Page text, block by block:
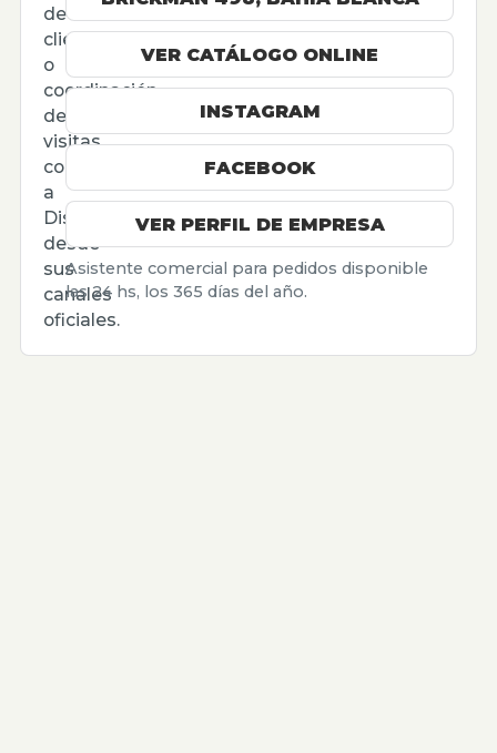
de
cliente
o
coordinación
de
visitas,
contactá
a
Disproal
desde
sus
canales
oficiales.
VER CATÁLOGO ONLINE
INSTAGRAM
FACEBOOK
VER PERFIL DE EMPRESA
Asistente comercial para pedidos disponible
las 24 hs, los 365 días del año.